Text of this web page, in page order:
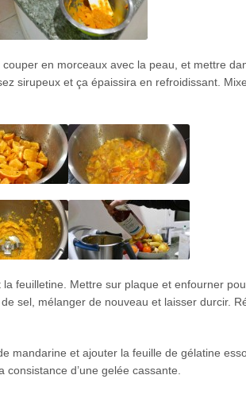
en morceaux avec la peau, et mettre
sirupeux et ça épaissira en refroidissant.
feuilletine. Mettre sur plaque et enfourner
sel, mélanger de nouveau et laisser durcir.
mandarine et ajouter la feuille de gélatine
d’une gelée cassante.